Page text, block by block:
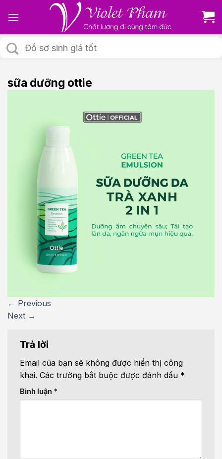
Tìm
kiếm:
sữa dưỡng ottie
← Previous
Next →
Trả lời
Email của bạn sẽ không được hiển thị công
khai. Các trường bắt buộc được đánh dấu *
Bình luận *